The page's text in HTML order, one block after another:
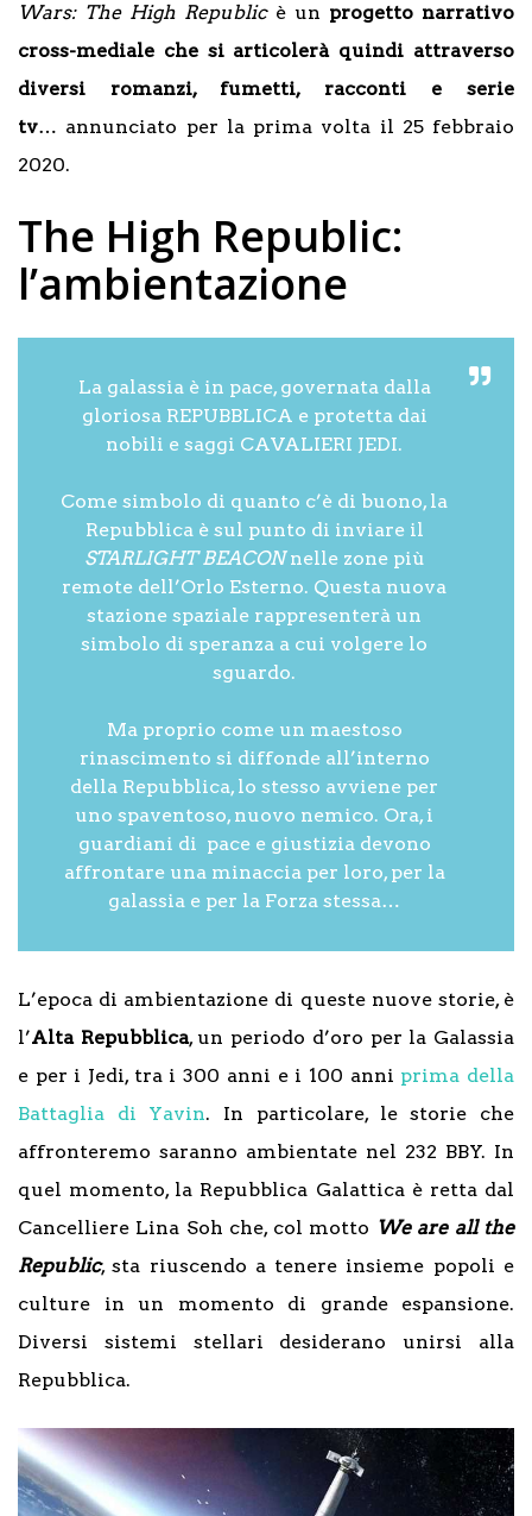
Wars: The High Republicè un progetto narrativo
cross-mediale che si articolerà quindi attraverso
diversi romanzi, fumetti, racconti e serie
tv… annunciato per la prima volta il 25 febbraio
2020.
The High Republic:
l’ambientazione
La galassia è in pace, governata dalla
gloriosa REPUBBLICA e protetta dai
nobili e saggi CAVALIERI JEDI.
Come simbolo di quanto c’è di buono, la
Repubblica è sul punto di inviare il
STARLIGHT BEACONnelle zone più
remote dell’Orlo Esterno. Questa nuova
stazione spaziale rappresenterà un
simbolo di speranza a cui volgere lo
sguardo.
Ma proprio come un maestoso
rinascimento si diffonde all’interno
della Repubblica, lo stesso avviene per
uno spaventoso, nuovo nemico. Ora, i
guardiani di pace e giustizia devono
affrontare una minaccia per loro, per la
galassia e per la Forza stessa…
L’epoca di ambientazione di queste nuove storie, è
l’Alta Repubblica, un periodo d’oro per la Galassia
e per i Jedi, tra i 300 anni e i 100 anni prima della
Battaglia di Yavin. In particolare, le storie che
affronteremo saranno ambientate nel 232 BBY. In
quel momento, la Repubblica Galattica è retta dal
Cancelliere Lina Soh che, col motto We are all the
Republic, sta riuscendo a tenere insieme popoli e
culture in un momento di grande espansione.
Diversi sistemi stellari desiderano unirsi alla
Repubblica.